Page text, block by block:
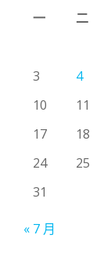
一
二
3
4
10
11
17
18
24
25
31
« 7 月